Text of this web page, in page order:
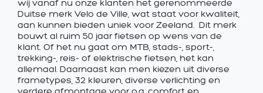
wij vanaf nu onze klanten het gerenommeerde
Duitse merk Velo de Ville, wat staat voor kwaliteit,
aan kunnen bieden uniek voor Zeeland. Dit merk
bouwt al ruim 50 jaar fietsen op wens van de
klant. Of het nu gaat om MTB, stads-, sport-,
trekking-, reis- of elektrische fietsen, het kan
allemaal. Daarnaast kan men kiezen uit diverse
frametypes, 32 kleuren, diverse verlichting en